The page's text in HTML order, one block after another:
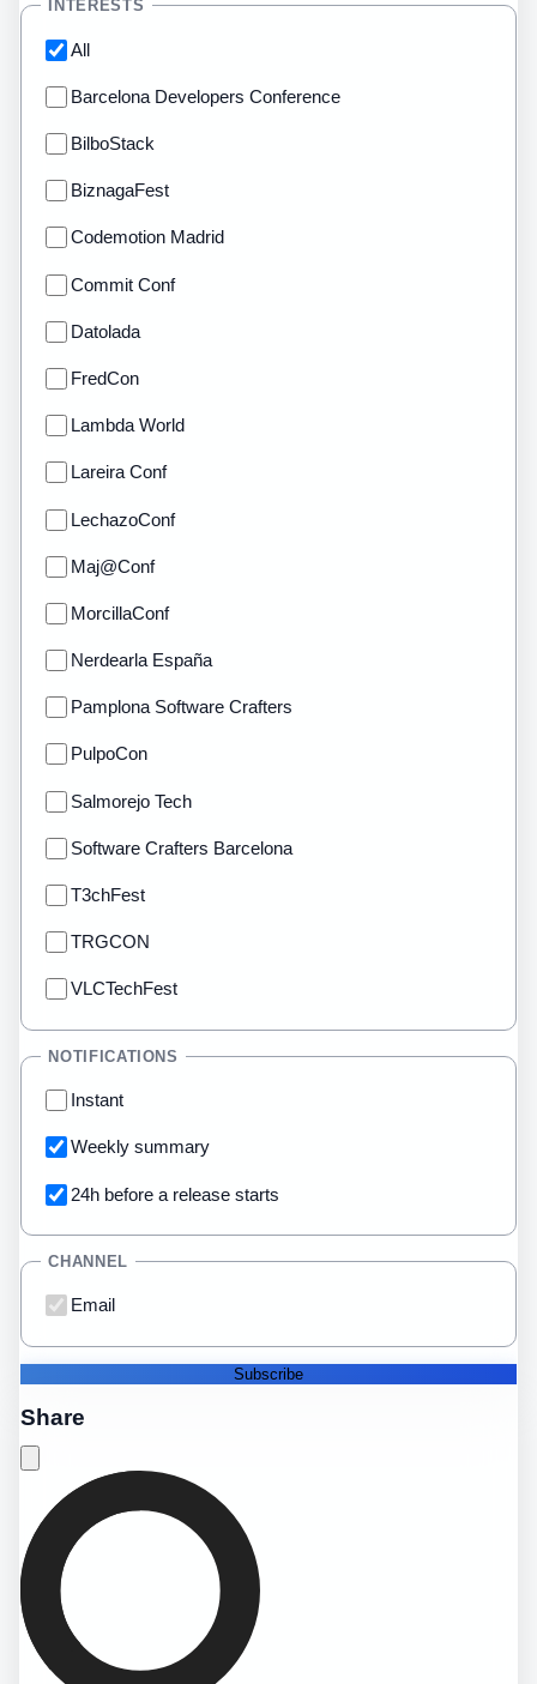
INTERESTS
All
Barcelona Developers Conference
BilboStack
BiznagaFest
Codemotion Madrid
Commit Conf
Datolada
FredCon
Lambda World
Lareira Conf
LechazoConf
Maj@Conf
MorcillaConf
Nerdearla España
Pamplona Software Crafters
PulpoCon
Salmorejo Tech
Software Crafters Barcelona
T3chFest
TRGCON
VLCTechFest
NOTIFICATIONS
Instant
Weekly summary
24h before a release starts
CHANNEL
Email
Subscribe
Share